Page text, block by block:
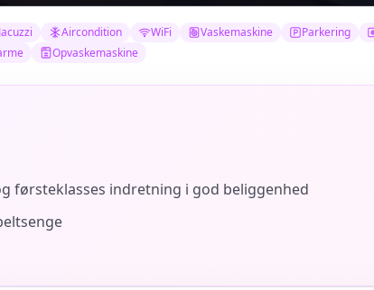
Jacuzzi Aircondition WiFi Vaskemaskine Parkering
Opvaskemaskine
førsteklasses indretning i god beliggenhed